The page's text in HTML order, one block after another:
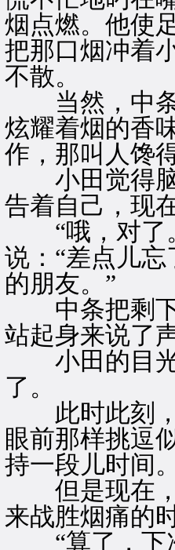
烟点燃。他使
把那口烟冲着
不散。
当然，中条
炫耀着烟的香
作，那叫人馋
小田觉得脑
告着自己，现
“哦，对了。
说：“差点儿
的朋友。”
中条把剩下
站起身来说了
小田的目光
了。
此时此刻，
眼前那样挑逗
持一段儿时间。
但是现在，
来战胜烟痛的
“算了，下次